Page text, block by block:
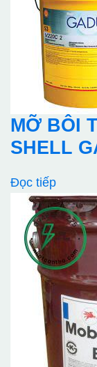
MỠ BÔI
SHELL
Đọc tiếp